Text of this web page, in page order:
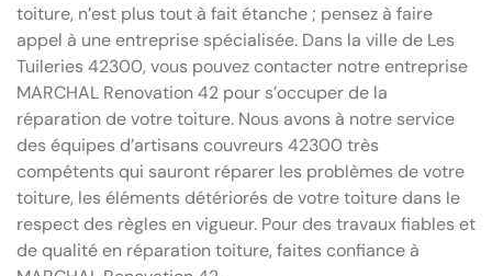
toiture, n’est plus tout à fait étanche ; pensez à faire
appel à une entreprise spécialisée. Dans la ville de Les
Tuileries 42300, vous pouvez contacter notre entreprise
MARCHAL Renovation 42 pour s’occuper de la
réparation de votre toiture. Nous avons à notre service
des équipes d’artisans couvreurs 42300 très
compétents qui sauront réparer les problèmes de votre
toiture, les éléments détériorés de votre toiture dans le
respect des règles en vigueur. Pour des travaux fiables et
de qualité en réparation toiture, faites confiance à